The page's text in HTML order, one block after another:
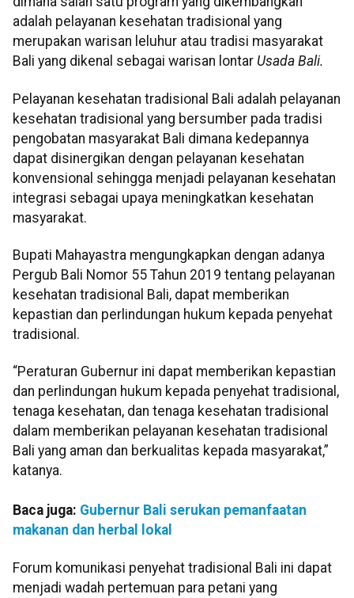
adalah pelayanan kesehatan tradisional yang
merupakan warisan leluhur atau tradisi masyarakat
Bali yang dikenal sebagai warisan lontar Usada Bali.
Pelayanan kesehatan tradisional Bali adalah pelayanan
kesehatan tradisional yang bersumber pada tradisi
pengobatan masyarakat Bali dimana kedepannya
dapat disinergikan dengan pelayanan kesehatan
konvensional sehingga menjadi pelayanan kesehatan
integrasi sebagai upaya meningkatkan kesehatan
masyarakat.
Bupati Mahayastra mengungkapkan dengan adanya
Pergub Bali Nomor 55 Tahun 2019 tentang pelayanan
kesehatan tradisional Bali, dapat memberikan
kepastian dan perlindungan hukum kepada penyehat
tradisional.
“Peraturan Gubernur ini dapat memberikan kepastian
dan perlindungan hukum kepada penyehat tradisional,
tenaga kesehatan, dan tenaga kesehatan tradisional
dalam memberikan pelayanan kesehatan tradisional
Bali yang aman dan berkualitas kepada masyarakat,”
katanya.
Baca juga: Gubernur Bali serukan pemanfaatan
makanan dan herbal lokal
Forum komunikasi penyehat tradisional Bali ini dapat
menjadi wadah pertemuan para petani yang